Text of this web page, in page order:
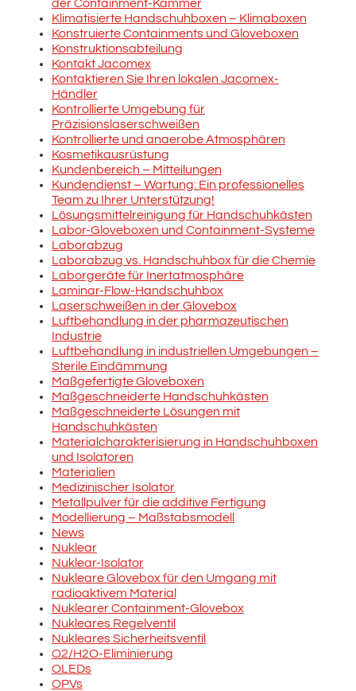
der Containment-Kammer
Klimatisierte Handschuhboxen – Klimaboxen
Konstruierte Containments und Gloveboxen
Konstruktionsabteilung
Kontakt Jacomex
Kontaktieren Sie Ihren lokalen Jacomex-
Händler
Kontrollierte Umgebung für
Präzisionslaserschweißen
Kontrollierte und anaerobe Atmosphären
Kosmetikausrüstung
Kundenbereich – Mitteilungen
Kundendienst – Wartung: Ein professionelles
Team zu Ihrer Unterstützung!
Lösungsmittelreinigung für Handschuhkästen
Labor-Gloveboxen und Containment-Systeme
Laborabzug
Laborabzug vs. Handschuhbox für die Chemie
Laborgeräte für Inertatmosphäre
Laminar-Flow-Handschuhbox
Laserschweißen in der Glovebox
Luftbehandlung in der pharmazeutischen
Industrie
Luftbehandlung in industriellen Umgebungen –
Sterile Eindämmung
Maßgefertigte Gloveboxen
Maßgeschneiderte Handschuhkästen
Maßgeschneiderte Lösungen mit
Handschuhkästen
Materialcharakterisierung in Handschuhboxen
und Isolatoren
Materialien
Medizinischer Isolator
Metallpulver für die additive Fertigung
Modellierung – Maßstabsmodell
News
Nuklear
Nuklear-Isolator
Nukleare Glovebox für den Umgang mit
radioaktivem Material
Nuklearer Containment-Glovebox
Nukleares Regelventil
Nukleares Sicherheitsventil
O2/H2O-Eliminierung
OLEDs
OPVs